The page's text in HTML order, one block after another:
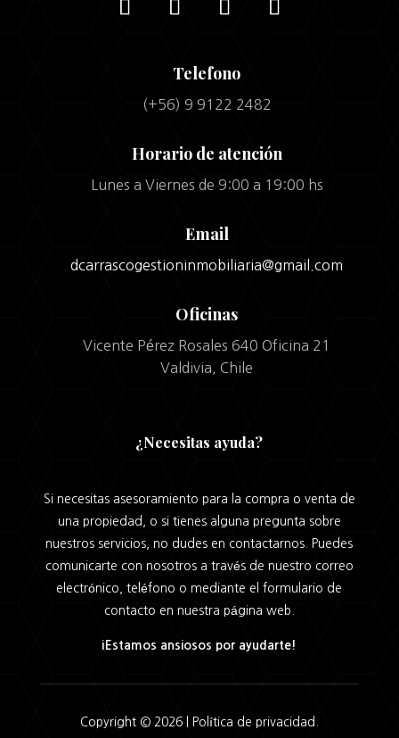
Telefono
(+56) 9 9122 2482
Horario de atención
Lunes a Viernes de 9:00 a 19:00 hs
Email
dcarrascogestioninmobiliaria@gmail.com
Oficinas
Vicente Pérez Rosales 640 Oficina 21
Valdivia, Chile
¿Necesitas ayuda?
Si necesitas asesoramiento para la compra o venta de
una propiedad, o si tienes alguna pregunta sobre
nuestros servicios, no dudes en contactarnos. Puedes
comunicarte con nosotros a través de nuestro correo
electrónico, teléfono o mediante el formulario de
contacto en nuestra página web.
¡Estamos ansiosos por ayudarte!
Copyright © 2026 | Política de privacidad.